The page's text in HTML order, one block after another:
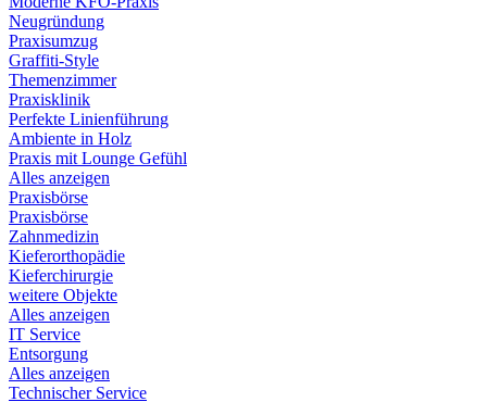
Neugründung
Praxisumzug
Graffiti-Style
Themenzimmer
Praxisklinik
Perfekte Linienführung
Ambiente in Holz
Praxis mit Lounge Gefühl
Alles anzeigen
Praxisbörse
Praxisbörse
Zahnmedizin
Kieferorthopädie
Kieferchirurgie
weitere Objekte
Alles anzeigen
IT Service
Entsorgung
Alles anzeigen
Technischer Service